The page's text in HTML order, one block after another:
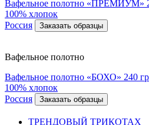
Вафельное полотно «ПРЕМИУМ»
100% хлопок
Россия
Заказать образцы
Вафельное полотно
Вафельное полотно «БОХО» 240
100% хлопок
Россия
Заказать образцы
ТРЕНДОВЫЙ ТРИКОТАХ